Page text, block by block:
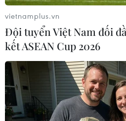
BO thiếu niên chứa hai loại steroid
nhỏ. (Nguồn:
Những thay đổi về BO của
vietnamplus.vn
Đội tuyển Việt Nam đối
kết ASEAN Cup 2026